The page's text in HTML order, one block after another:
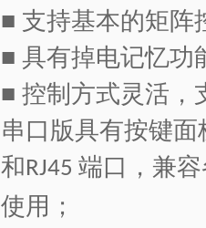
■ 支持基本的矩阵
■ 具有掉电记忆功
■ 控制方式灵活，
串口版具有按键面
和RJ45 端口，兼
使用；